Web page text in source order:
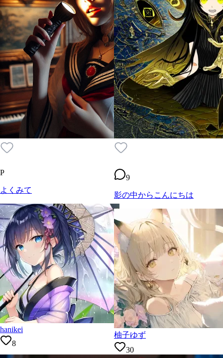
P
よくみて
hanikei
8
9
影の中からこんにちは
柚子ゆず
30